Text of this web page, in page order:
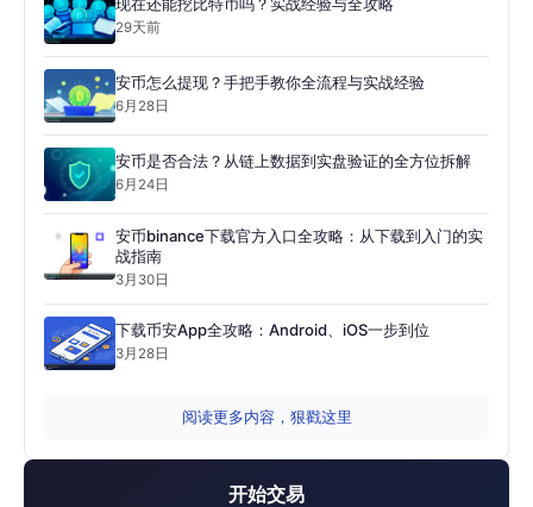
现在还能挖比特币吗？实战经验与全攻略
29天前
安币怎么提现？手把手教你全流程与实战经验
6月28日
安币是否合法？从链上数据到实盘验证的全方位拆解
6月24日
安币binance下载官方入口全攻略：从下载到入门的实
战指南
3月30日
下载币安App全攻略：Android、iOS一步到位
3月28日
阅读更多内容，狠戳这里
开始交易